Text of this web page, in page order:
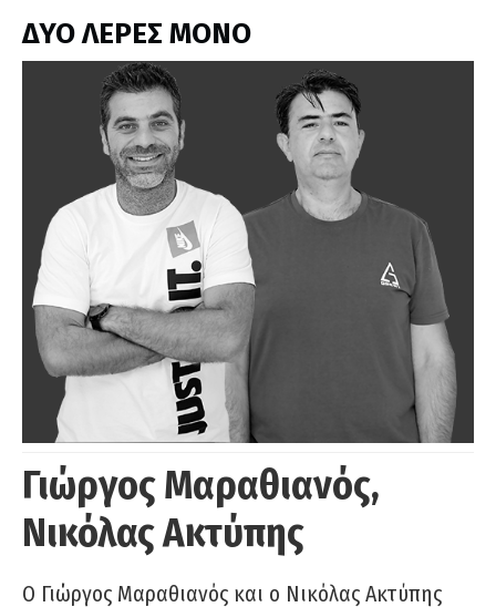
ΔΥΟ ΛΕΡΕΣ ΜΟΝΟ
Γιώργος Μαραθιανός,
Νικόλας Ακτύπης
Ο Γιώργος Μαραθιανός και ο Νικόλας Ακτύπης